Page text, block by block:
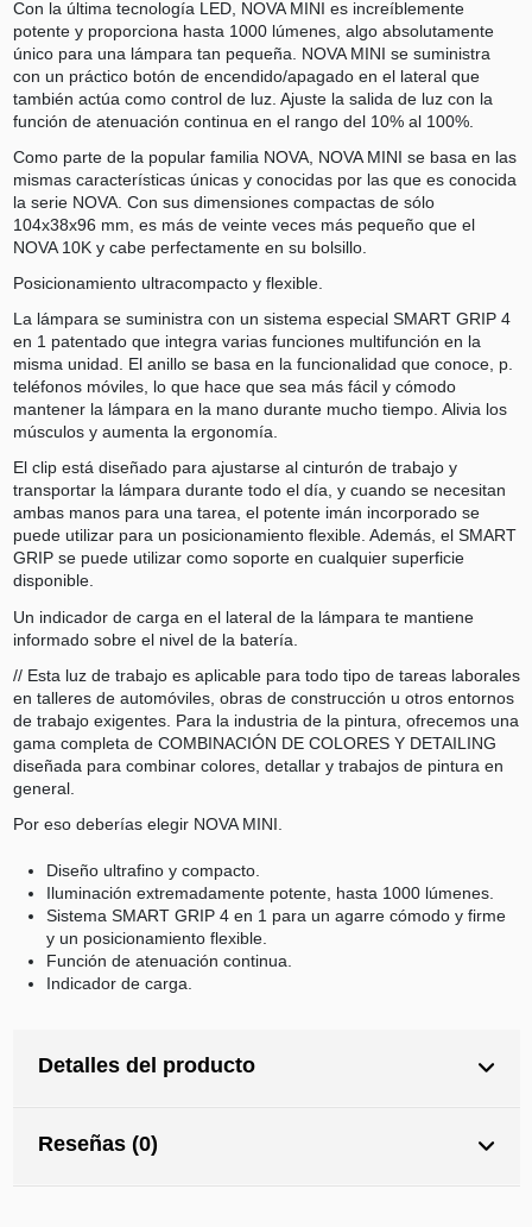
Con la última tecnología LED, NOVA MINI es increíblemente
potente y proporciona hasta 1000 lúmenes, algo absolutamente
único para una lámpara tan pequeña. NOVA MINI se suministra
con un práctico botón de encendido/apagado en el lateral que
también actúa como control de luz. Ajuste la salida de luz con la
función de atenuación continua en el rango del 10% al 100%.
Como parte de la popular familia NOVA, NOVA MINI se basa en las
mismas características únicas y conocidas por las que es conocida
la serie NOVA. Con sus dimensiones compactas de sólo
104x38x96 mm, es más de veinte veces más pequeño que el
NOVA 10K y cabe perfectamente en su bolsillo.
Posicionamiento ultracompacto y flexible.
La lámpara se suministra con un sistema especial SMART GRIP 4
en 1 patentado que integra varias funciones multifunción en la
misma unidad. El anillo se basa en la funcionalidad que conoce, p.
teléfonos móviles, lo que hace que sea más fácil y cómodo
mantener la lámpara en la mano durante mucho tiempo. Alivia los
músculos y aumenta la ergonomía.
El clip está diseñado para ajustarse al cinturón de trabajo y
transportar la lámpara durante todo el día, y cuando se necesitan
ambas manos para una tarea, el potente imán incorporado se
puede utilizar para un posicionamiento flexible. Además, el SMART
GRIP se puede utilizar como soporte en cualquier superficie
disponible.
Un indicador de carga en el lateral de la lámpara te mantiene
informado sobre el nivel de la batería.
// Esta luz de trabajo es aplicable para todo tipo de tareas laborales
en talleres de automóviles, obras de construcción u otros entornos
de trabajo exigentes. Para la industria de la pintura, ofrecemos una
gama completa de COMBINACIÓN DE COLORES Y DETAILING
diseñada para combinar colores, detallar y trabajos de pintura en
general.
Por eso deberías elegir NOVA MINI.
Diseño ultrafino y compacto.
Iluminación extremadamente potente, hasta 1000 lúmenes.
Sistema SMART GRIP 4 en 1 para un agarre cómodo y firme
y un posicionamiento flexible.
Función de atenuación continua.
Indicador de carga.
Detalles del producto
Reseñas (0)